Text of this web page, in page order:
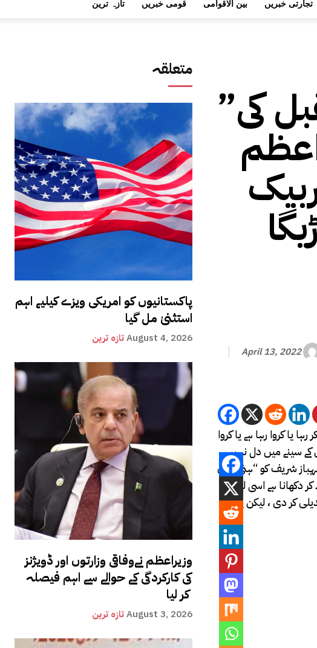
تازہ ترین قومی خبریں بین الاقوامی تجارتی خبریں
متعلقہ
پاکستانیوں کو امریکی ویزے کیلیے اہم
استثنیٰ مل گیا
تازہ ترینAugust 4, 2026
وزیراعظم نےوفاقی وزارتوں اور ڈویژنز
کی کارکردگی کے حوالے سے اہم فیصلہ
کر لیا
تازہ ترینAugust 3, 2026
کی”
April 13, 2022
کروا رہا ہے یا کروا
کے سینے میں دل نہیں
شریف کو “ہنی مون
ہے اسی لئے
کر دی ، لیکن یہاں